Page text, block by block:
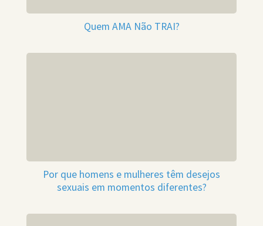
Quem AMA Não TRAI?
Por que homens e mulheres têm desejos
sexuais em momentos diferentes?